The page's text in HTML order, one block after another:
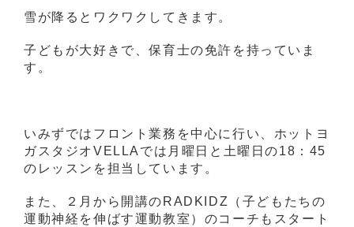
雪が降るとワクワクしてきます。
子どもが大好きで、保育士の免許を持っていま
す。
いみずではフロント業務を中心に行い、ホットヨ
ガスタジオVELLAでは月曜日と土曜日の18：45
のレッスンを担当しています。
また、２月から開講のRADKIDZ（子どもたちの
運動神経を伸ばす運動教室）のコーチもスタート